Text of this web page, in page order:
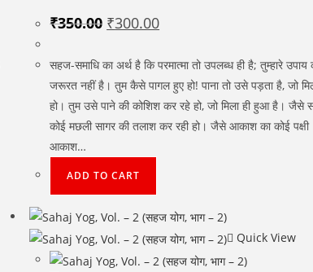
₹350.00 Original
price
₹300.00Current
price
सहज-समाधि का अर्थ है कि परमात्मा तो उपलब्ध ही है; तुम्हारे उपाय
जरूरत नहीं है। तुम कैसे पागल हुए हो! पाना तो उसे पड़ता है, जो
हो। तुम उसे पाने की कोशिश कर रहे हो, जो मिला ही हुआ है। जैसे
कोई मछली सागर की तलाश कर रही हो। जैसे आकाश का कोई पक्षी
आकाश…
ADD TO CART
Quick View